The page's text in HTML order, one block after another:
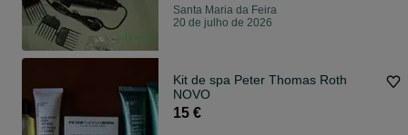
Santa Maria da Feira
20 de julho de 2026
Kit de spa Peter Thomas Roth
NOVO
15 €